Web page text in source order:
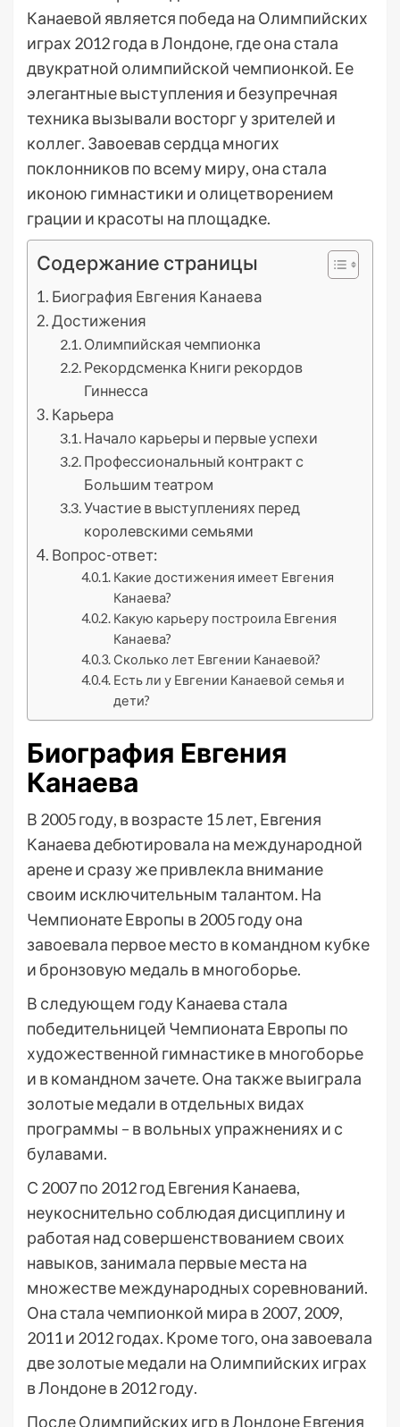
Канаевой является победа на Олимпийских
играх 2012 года в Лондоне, где она стала
двукратной олимпийской чемпионкой. Ее
элегантные выступления и безупречная
техника вызывали восторг у зрителей и
коллег. Завоевав сердца многих
поклонников по всему миру, она стала
иконою гимнастики и олицетворением
грации и красоты на площадке.
Содержание страницы
Биография Евгения Канаева
Достижения
Олимпийская чемпионка
Рекордсменка Книги рекордов
Гиннесса
Карьера
Начало карьеры и первые успехи
Профессиональный контракт с
Большим театром
Участие в выступлениях перед
королевскими семьями
Вопрос-ответ:
Какие достижения имеет Евгения
Канаева?
Какую карьеру построила Евгения
Канаева?
Сколько лет Евгении Канаевой?
Есть ли у Евгении Канаевой семья и
дети?
Биография Евгения
Канаева
В 2005 году, в возрасте 15 лет, Евгения
Канаева дебютировала на международной
арене и сразу же привлекла внимание
своим исключительным талантом. На
Чемпионате Европы в 2005 году она
завоевала первое место в командном кубке
и бронзовую медаль в многоборье.
В следующем году Канаева стала
победительницей Чемпионата Европы по
художественной гимнастике в многоборье
и в командном зачете. Она также выиграла
золотые медали в отдельных видах
программы – в вольных упражнениях и с
булавами.
С 2007 по 2012 год Евгения Канаева,
неукоснительно соблюдая дисциплину и
работая над совершенствованием своих
навыков, занимала первые места на
множестве международных соревнований.
Она стала чемпионкой мира в 2007, 2009,
2011 и 2012 годах. Кроме того, она завоевала
две золотые медали на Олимпийских играх
в Лондоне в 2012 году.
После Олимпийских игр в Лондоне Евгения